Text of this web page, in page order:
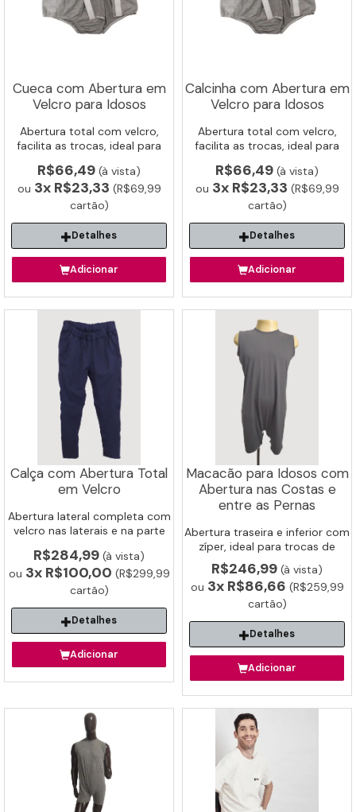
Detalhes
Adicionar
Detalhes
Adicionar
Cueca com Abertura em
Velcro para Idosos
Abertura total com velcro,
facilita as trocas, ideal para
assistido de idosos.
R$66,49 (à vista)
ou 3x R$23,33 (R$69,99
cartão)
Detalhes
Adicionar
Calcinha com Abertura em
Velcro para Idosos
Abertura total com velcro,
facilita as trocas, ideal para
assistido de idosos.
R$66,49 (à vista)
ou 3x R$23,33 (R$69,99
cartão)
Detalhes
Adicionar
Calça com Abertura Total
em Velcro
Abertura lateral completa com
velcro nas laterais e na parte
despir sem esforço.
R$284,99 (à vista)
ou 3x R$100,00 (R$299,99
cartão)
Macacão para Idosos com
Abertura nas Costas e
entre as Pernas
Abertura traseira e inferior com
zíper, ideal para trocas de
fralda e higiene facilitada.
R$246,99 (à vista)
ou 3x R$86,66 (R$259,99
cartão)